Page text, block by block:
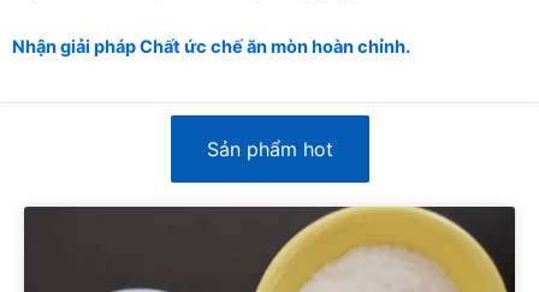
Nhận giải pháp Chất ức chế ăn mòn hoàn chỉnh.
Sản phẩm hot